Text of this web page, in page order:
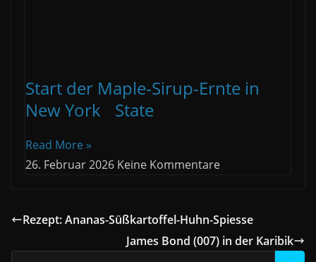
Start der Maple-Sirup-Ernte in
New York State
Read More »
26. Februar 2026 Keine Kommentare
Rezept: Ananas-Süßkartoffel-Huhn-Spiesse
James Bond (007) in der Karibik